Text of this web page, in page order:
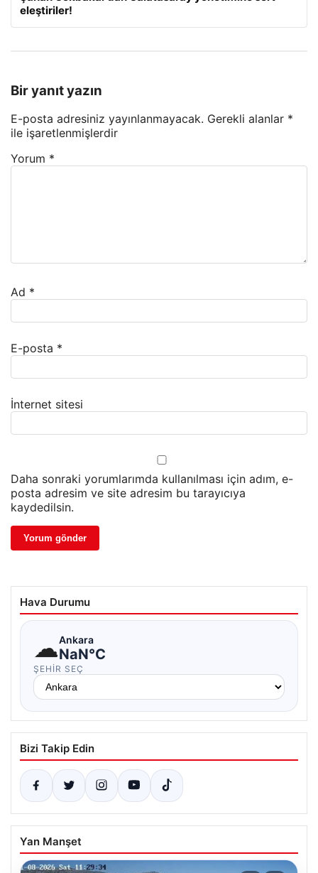
eleştiriler!
Bir yanıt yazın
E-posta adresiniz yayınlanmayacak. Gerekli alanlar *
ile işaretlenmişlerdir
Yorum *
Ad *
E-posta *
İnternet sitesi
Daha sonraki yorumlarımda kullanılması için adım, e-
posta adresim ve site adresim bu tarayıcıya
kaydedilsin.
Hava Durumu
☁Ankara
NaN°C
ŞEHIR SEÇ
Bizi Takip Edin
Yan Manşet